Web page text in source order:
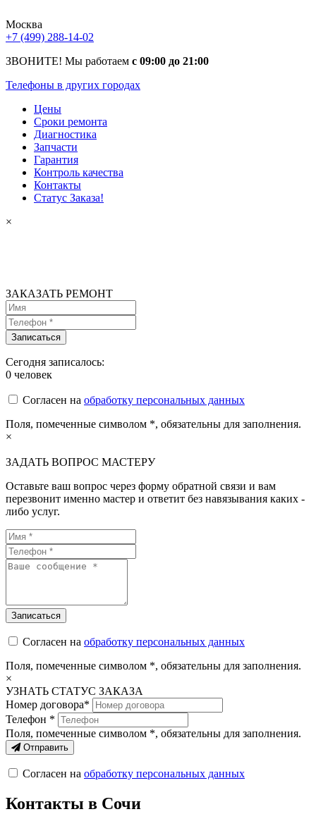
Москва
+7 (499) 288-14-02
ЗВОНИТЕ! Мы работаем с 09:00 до 21:00
Телефоны в других городах
Цены
Сроки ремонта
Диагностика
Запчасти
Гарантия
Контроль качества
Контакты
Статус Заказа!
×
ЗАКАЗАТЬ РЕМОНТ
Сегодня записалось:
0 человек
Согласен на обработку персональных данных
Поля, помеченные символом *, обязательны для заполнения.
×
ЗАДАТЬ ВОПРОС МАСТЕРУ
Оставьте ваш вопрос через форму обратной связи и вам
перезвонит именно мастер и ответит без навязывания каких -
либо услуг.
Согласен на обработку персональных данных
Поля, помеченные символом *, обязательны для заполнения.
×
УЗНАТЬ СТАТУС ЗАКАЗА
Номер договора*
Телефон *
Поля, помеченные символом *, обязательны для заполнения.
Отправить
Согласен на обработку персональных данных
Контакты в Сочи